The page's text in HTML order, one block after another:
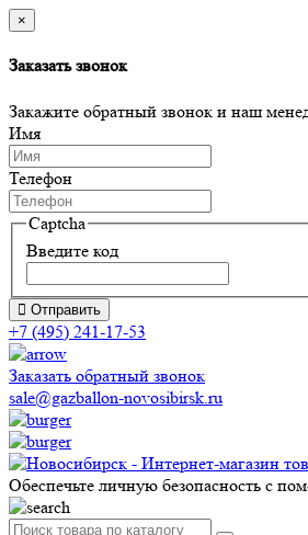
×
Заказать звонок
Закажите обратный звонок и наш
Имя
Телефон
Captcha
Введите код
Отправить
+7 (495) 241-17-53
Заказать обратный звонок
sale@gazballon-novosibirsk.ru
Обеспечьте личную безопасность с